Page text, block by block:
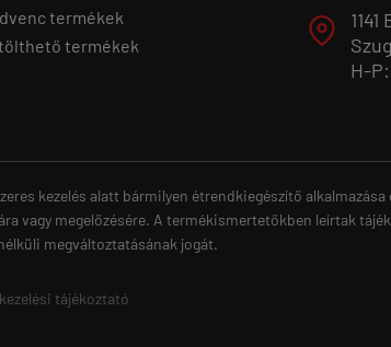
termékek
termékek
T
H-P:
kezelés alatt bármilyen étrendkiegészítő
vagy megelőzésére. A termékismertetőkben leírtak
megváltoztatásának jogát.
tájékoztató